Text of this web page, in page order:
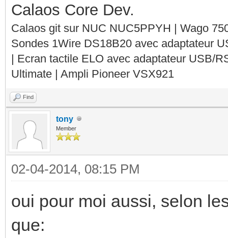
Calaos Core Dev.
Calaos git sur NUC NUC5PPYH | Wago
Sondes 1Wire DS18B20 avec adaptateur
| Ecran tactile ELO avec adaptateur USB/
Ultimate | Ampli Pioneer VSX921
Find
tony
Member
02-04-2014, 08:15 PM
oui pour moi aussi, selon
que: